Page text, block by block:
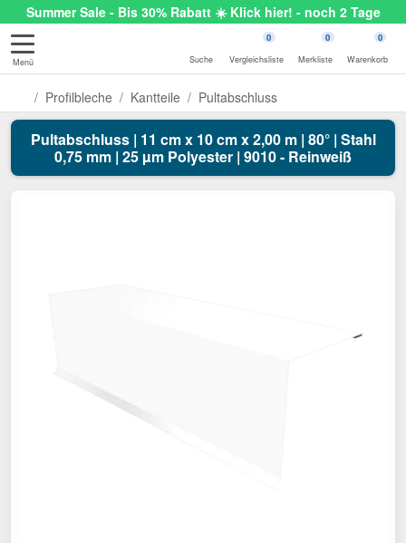
Summer Sale - Bis 30% Rabatt ☀️ Klick hier! - noch 2 Tage
Menü Suche
0
Vergleichsliste
0
Merkliste
0
Warenkorb
Profilbleche Kantteile Pultabschluss
Pultabschluss | 11 cm x 10 cm x 2,00 m | 80° | Stahl
0,75 mm | 25 µm Polyester | 9010 - Reinweiß